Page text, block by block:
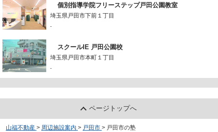
個別指導学院フリーステップ戸田公園教室
埼玉県戸田市下前１丁目
-
スクールIE 戸田公園校
埼玉県戸田市本町１丁目
-
ページトップへ
山福不動産 > 周辺施設案内 > 戸田市 > 戸田市の塾